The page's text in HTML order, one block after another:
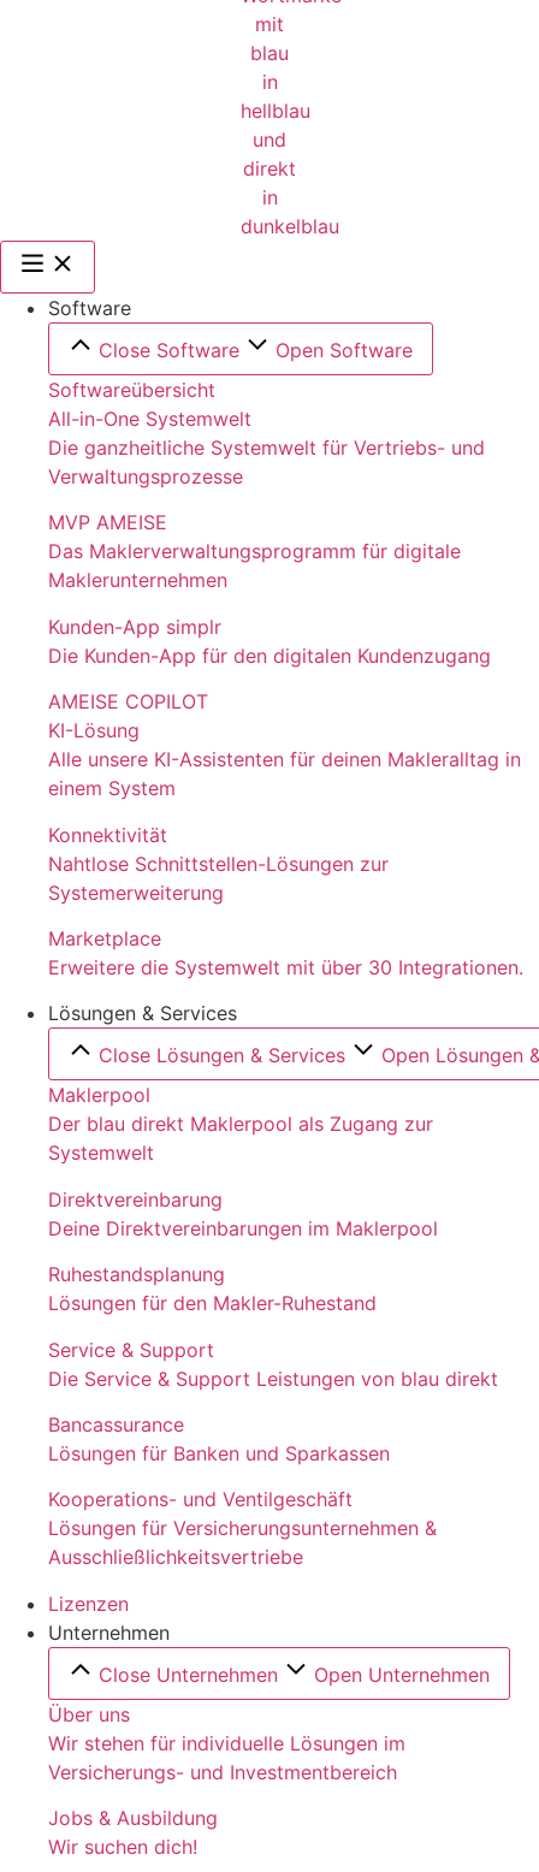
Software
Close Software
Open Software
Softwareübersicht
All-in-One Systemwelt
Die ganzheitliche Systemwelt für Vertriebs- und
Verwaltungsprozesse
MVP AMEISE
Das Maklerverwaltungsprogramm für digitale
Maklerunternehmen
Kunden-App simplr
Die Kunden-App für den digitalen Kundenzugang
AMEISE COPILOT
KI-Lösung
Alle unsere KI-Assistenten für deinen Makleralltag in
einem System
Konnektivität
Nahtlose Schnittstellen-Lösungen zur
Systemerweiterung
Marketplace
Erweitere die Systemwelt mit über 30 Integrationen.
Lösungen & Services
Close Lösungen & Services
Open Lösungen
Maklerpool
Der blau direkt Maklerpool als Zugang zur
Systemwelt
Direktvereinbarung
Deine Direktvereinbarungen im Maklerpool
Ruhestandsplanung
Lösungen für den Makler-Ruhestand
Service & Support
Die Service & Support Leistungen von blau direkt
Bancassurance
Lösungen für Banken und Sparkassen
Kooperations- und Ventilgeschäft
Lösungen für Versicherungsunternehmen &
Ausschließlichkeitsvertriebe
Lizenzen
Unternehmen
Close Unternehmen
Open Unternehmen
Über uns
Wir stehen für individuelle Lösungen im
Versicherungs- und Investmentbereich
Jobs & Ausbildung
Wir suchen dich!